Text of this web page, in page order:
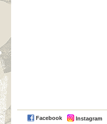
Facebook Instagram